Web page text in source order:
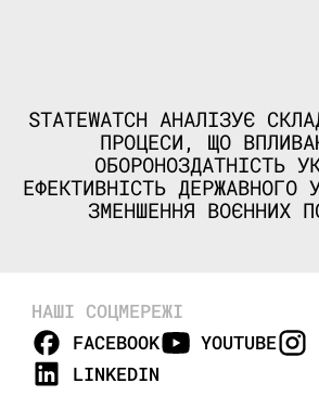
STATEWATCH АНАЛІЗУЄ
ПРОЦЕСИ, ЩО
ОБОРОНОЗДАТНІСТЬ
ЕФЕКТИВНІСТЬ ДЕРЖАВНОГО
ЗМЕНШЕННЯ ВОЄННИХ
НАШІ СОЦМЕРЕЖІ
FACEBOOK
YOUTUBE
LINKEDIN